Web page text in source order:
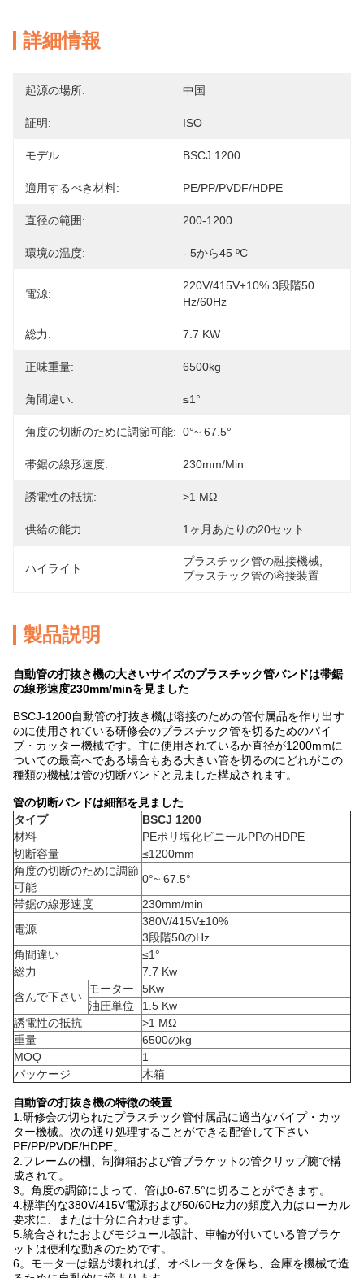
詳細情報
起源の場所: 中国
証明: ISO
モデル: BSCJ 1200
適用するべき材料: PE/PP/PVDF/HDPE
直径の範囲: 200-1200
環境の温度: - 5から45 ºC
電源:
220V/415V±10% 3段階50
Hz/60Hz
総力: 7.7 KW
正味重量: 6500kg
角間違い: ≤1°
角度の切断のために調節可能: 0°~ 67.5°
帯鋸の線形速度: 230mm/min
誘電性の抵抗: >1 MΩ
供給の能力: 1ヶ月あたりの20セット
ハイライト:
プラスチック管の融接機械
プラスチック管の溶接装置
製品説明
自動管の打抜き機の大きいサイズのプラスチック管バンドは帯鋸
の線形速度230mm/minを見ました
BSCJ-1200自動管の打抜き機は溶接のための管付属品を作り出す
のに使用されている研修会のプラスチック管を切るためのパイ
プ・カッター機械です。主に使用されているか直径が1200mmに
ついての最高へである場合もある大きい管を切るのにどれがこの
種類の機械は管の切断バンドと見ました構成されます。
管の切断バンドは細部を見ました
タイプ
BSCJ 1200
材料
PEポリ塩化ビニールPPのHDPE
切断容量
≤1200mm
角度の切断のために調節
可能
0°~ 67.5°
帯鋸の線形速度
230mm/min
電源
380V/415V±10%
3段階50のHz
角間違い
≤1°
総力
7.7 Kw
含んで下さい
モーター
5Kw
油圧単位
1.5 Kw
誘電性の抵抗
>1 MΩ
重量
6500のkg
MOQ
1
パッケージ
木箱
自動管の打抜き機の特徴の装置
1.研修会の切られたプラスチック管付属品に適当なパイプ・カッ
ター機械。次の通り処理することができる配管して下さい
PE/PP/PVDF/HDPE。
2.フレームの棚、制御箱および管ブラケットの管クリップ腕で構
成されて。
3。角度の調節によって、管は0-67.5°に切ることができます。
4.標準的な380V/415V電源および50/60Hz力の頻度入力はローカル
要求に、または十分に合わせます。
5.統合されたおよびモジュール設計、車輪が付いている管ブラケ
ットは便利な動きのためです。
6。モーターは鋸が壊れれば、オペレータを保ち、金庫を機械で造